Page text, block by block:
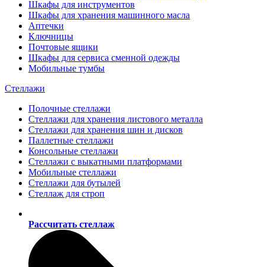
Шкафы для инструментов
Шкафы для хранения машинного масла
Аптечки
Ключницы
Почтовые ящики
Шкафы для сервиса сменной одежды
Мобильные тумбы
Стеллажи
Полочные стеллажи
Стеллажи для хранения листового металла
Стеллажи для хранения шин и дисков
Паллетные стеллажи
Консольные стеллажи
Стеллажи с выкатными платформами
Мобильные стеллажи
Стеллажи для бутылей
Стеллаж для строп
Рассчитать стеллаж